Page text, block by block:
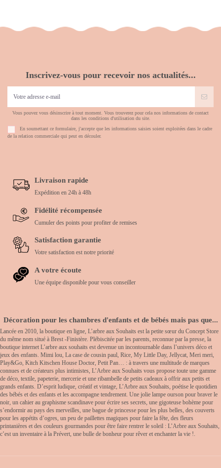
Inscrivez-vous pour recevoir nos actualités...
Vous pouvez vous désinscrire à tout moment. Vous trouverez pour cela nos informations de contact
dans les conditions d'utilisation du site.
En soumettant ce formulaire, j'accepte que les informations saisies soient exploitées dans le cadre
de la relation commerciale qui peut en découler.
Livraison rapide
Expédition en 24h à 48h
Fidélité récompensée
Cumuler des points pour profiter de remises
Satisfaction garantie
Votre satisfaction est notre priorité
A votre écoute
Une équipe disponible pour vous conseiller
Décoration pour les chambres d'enfants et de bébés mais pas que...
Lancée en 2010, la boutique en ligne, L’arbre aux Souhaits est la petite sœur du Concept Store
du même nom situé à Brest -Finistère. Plébiscitée par les parents, reconnue par la presse, la
boutique internet L’arbre aux souhaits est devenue un incontournable dans l’univers déco et
jeux des enfants. Mimi lou, La case de cousin paul, Rice, My Little Day, Jellycat, Meri meri,
Play&Go, Kitch Kitschen House Doctor, Petit Pan… : à travers une multitude de marques
connues et de créateurs plus intimistes, L’Arbre aux Souhaits vous propose toute une gamme
de déco, textile, papeterie, mercerie et une ribambelle de petits cadeaux à offrir aux petits et
grands enfants. D’esprit ludique, créatif et vintage, L’Arbre aux Souhaits, poétise le quotidien
des bébés et des enfants et les accompagne tendrement. Une jolie lampe ourson pour braver le
noir, un cahier au graphisme scandinave pour écrire ses secrets, une gigoteuse bohème pour
s’endormir au pays des merveilles, une bague de princesse pour les plus belles, des couverts
pour les appétits d’ogres, un peu de paillettes magiques pour faire la fête, des fleurs
printanières et des couleurs gourmandes pour être faire rentrer le soleil : L’Arbre aux Souhaits,
c’est un inventaire à la Prévert, une bulle de bonheur pour rêver et enchanter la vie !.